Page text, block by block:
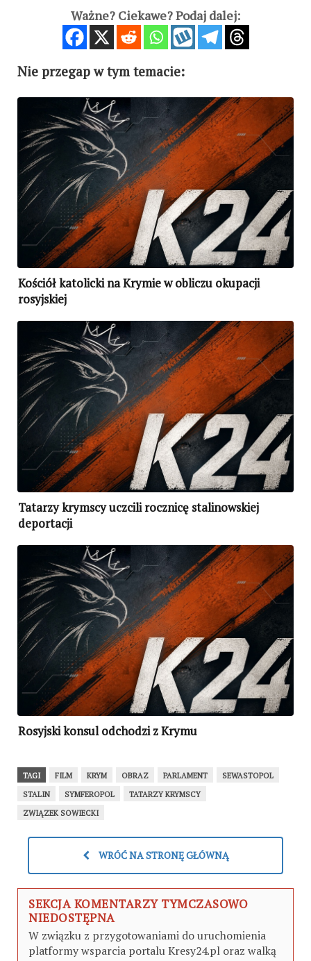
Ważne? Ciekawe? Podaj dalej:
Nie przegap w tym temacie:
Kościół katolicki na Krymie w obliczu okupacji
rosyjskiej
Tatarzy krymscy uczcili rocznicę stalinowskiej
deportacji
Rosyjski konsul odchodzi z Krymu
TAGI FILM KRYM OBRAZ PARLAMENT
SEWASTOPOL
STALIN
SYMFEROPOL
TATARZY KRYMSCY
ZWIĄZEK SOWIECKI
WRÓĆ NA STRONĘ GŁÓWNĄ
SEKCJA KOMENTARZY TYMCZASOWO
NIEDOSTĘPNA
W związku z przygotowaniami do uruchomienia
platformy wsparcia portalu Kresy24.pl oraz walką